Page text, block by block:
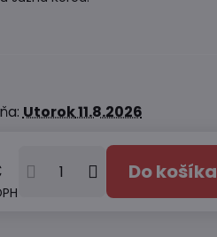
Utorok11.8.2026
Do košíka